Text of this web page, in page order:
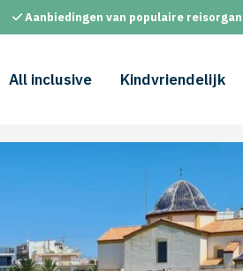
Aanbiedingen van populaire
All inclusive Kindvriendelijk